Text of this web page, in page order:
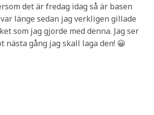
det är fredag idag så är basen
länge sedan jag verkligen gillade
som jag gjorde med denna. Jag ser
nästa gång jag skall laga den! 😀